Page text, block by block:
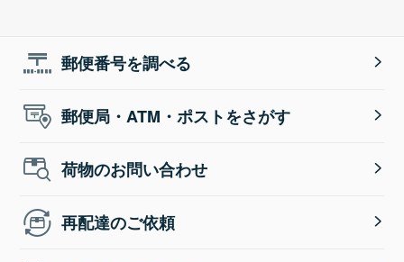
郵便番号を調べる
郵便局・ATM・ポストをさがす
荷物のお問い合わせ
再配達のご依頼